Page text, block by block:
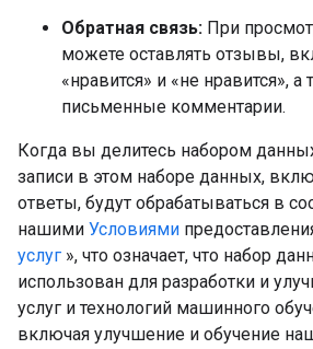
Обратная связь: При
можете оставлять отзывы,
«нравится» и «не нравится»,
письменные комментарии.
Когда вы делитесь набором
записи в этом наборе данных,
ответы, будут обрабатываться в
нашими Условиями
услуг », что означает, что набор
использован для разработки и
услуг и технологий машинного
включая улучшение и обучение